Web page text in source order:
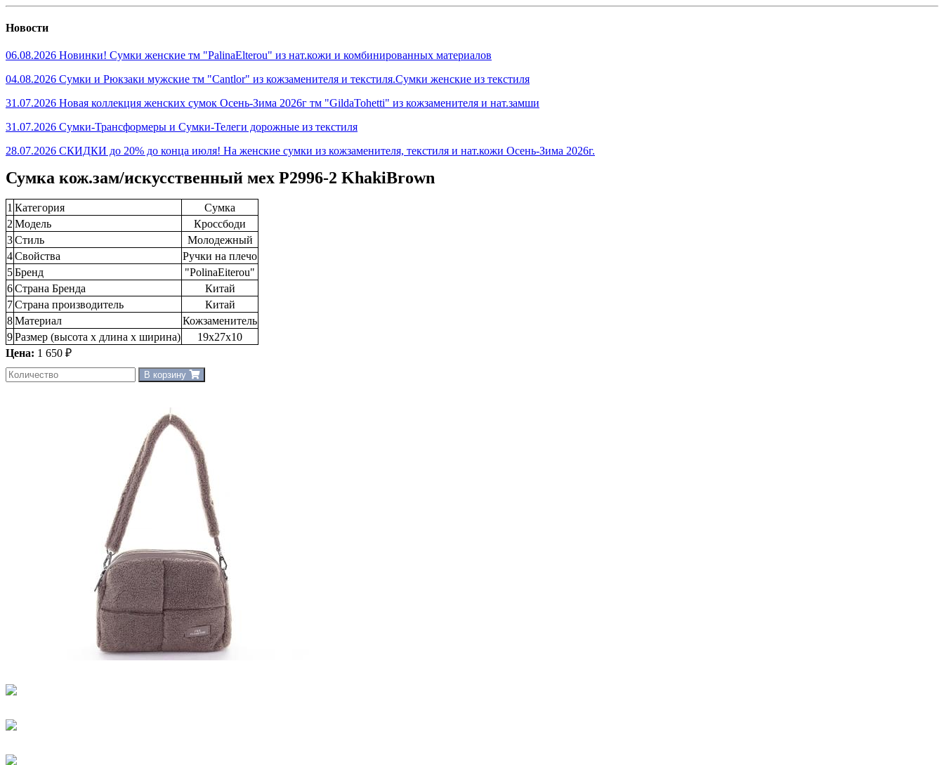
Новости
06.08.2026 Новинки! Сумки женские тм "PalinaElterou" из нат.кожи и комбинированных материалов
04.08.2026 Сумки и Рюкзаки мужские тм "Cantlor" из кожзаменителя и текстиля.Сумки женские из текстиля
31.07.2026 Новая коллекция женских сумок Осень-Зима 2026г тм "GildaTohetti" из кожзаменителя и нат.замши
31.07.2026 Сумки-Трансформеры и Сумки-Телеги дорожные из текстиля
28.07.2026 СКИДКИ до 20% до конца июля! На женские сумки из кожзаменителя, текстиля и нат.кожи Осень-Зима 2026г.
Сумка кож.зам/искусственный мех P2996-2 KhakiBrown
1 Категория
Сумка
2 Модель
Кроссбоди
3Стиль
Молодежный
4Свойства
Ручки на плечо
5Бренд
"PolinaEiterou"
6Страна Бренда
Китай
7Страна производитель
Китай
8Материал
Кожзаменитель
9Размер (высота х длина х ширина)
19х27х10
Цена: 1 650 ₽
В корзину